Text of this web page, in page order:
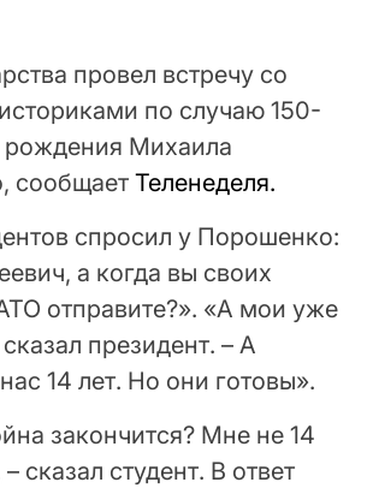
провел встречу со
по случаю 150-
рождения Михаила
сообщает Теленеделя.
спросил у Порошенко:
а когда вы своих
отправите?». «А мои уже
президент. – А
14 лет. Но они готовы».
закончится? Мне не 14
сказал студент. В ответ